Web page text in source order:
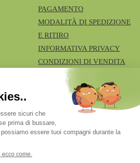
PAGAMENTO
MODALITÀ DI SPEDIZIONE
E RITIRO
INFORMATIVA PRIVACY
CONDIZIONI DI VENDITA
COOKIE POLICY
Comunali Vimercatesi
20871 Vimercate (MB)
|Tel.: 039668100| P.Iva:
R.E.A.: Rea MB – 1545327